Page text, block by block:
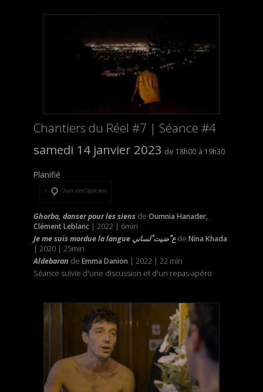
Chantiers du Réel #7 | Séance #4
samedi 14 janvier 2023
18h00 19h30
Planifié
Ouvrir dans l’application
Ghorba, danser pour les siensde Oumnia Hanader,
Clément Leblanc| 2022 | 6min
Je me suis mordue la langue ع ّضيت ْلسانيde Nina Khada
| 2020 | 25min
Aldebaran de Emma Danion | 2022 | 22 min
Séance suivie d'une discussion et d'un repas-apéro